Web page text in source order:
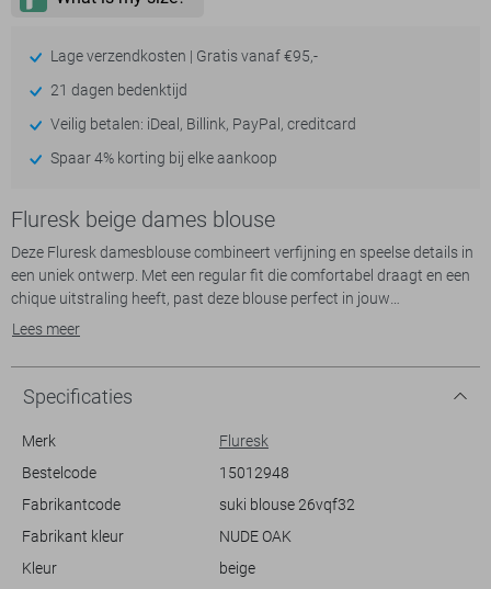
Lage verzendkosten | Gratis vanaf €95,-
21 dagen bedenktijd
Veilig betalen: iDeal, Billink, PayPal, creditcard
Spaar 4% korting bij elke aankoop
Fluresk beige dames blouse
Deze Fluresk damesblouse combineert verfijning en speelse details in
een uniek ontwerp. Met een regular fit die comfortabel draagt en een
chique uitstraling heeft, past deze blouse perfect in jouw
lentegarderobe. Het patroon met verticale strepen in beige tinten
puntkraag en manchetten. De blinde knoopsluiting zorgt voor een
nette afwerking, perfect voor een casual maar elegante look.
Gemaakt van 100% polyester, biedt de blouse een lichte en luchtige
plant of een informele bijeenkomst hebt, deze blouse is een veelzijdige
keuze die je eenvoudig kunt combineren met je favoriete jeans of een
nette pantalon. De normale lengte en lange mouwen maken het een
Lees meer
Specificaties
Merk
Fluresk
Bestelcode
15012948
Fabrikantcode
suki blouse 26vqf32
Fabrikant kleur
NUDE OAK
Kleur
beige